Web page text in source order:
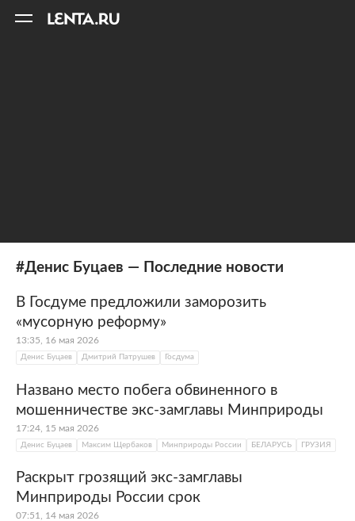
#Денис Буцаев — Последние новости
В Госдуме предложили заморозить
«мусорную реформу»
13:35, 16 мая 2026
Денис Буцаев Дмитрий Патрушев Госдума
Названо место побега обвиненного в
мошенничестве экс-замглавы Минприроды
17:24, 15 мая 2026
Денис Буцаев Максим Щербаков Минприроды России БЕЛАРУСЬ ГРУЗИЯ
Раскрыт грозящий экс-замглавы
Минприроды России срок
07:51, 14 мая 2026